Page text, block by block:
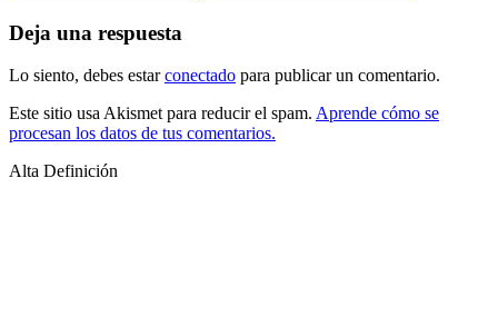
Deja una respuesta
Lo siento, debes estarconectado para publicar un comentario.
Este sitio usa Akismet para reducir el spam. Aprende cómo se
procesan los datos de tus comentarios.
Alta Definición